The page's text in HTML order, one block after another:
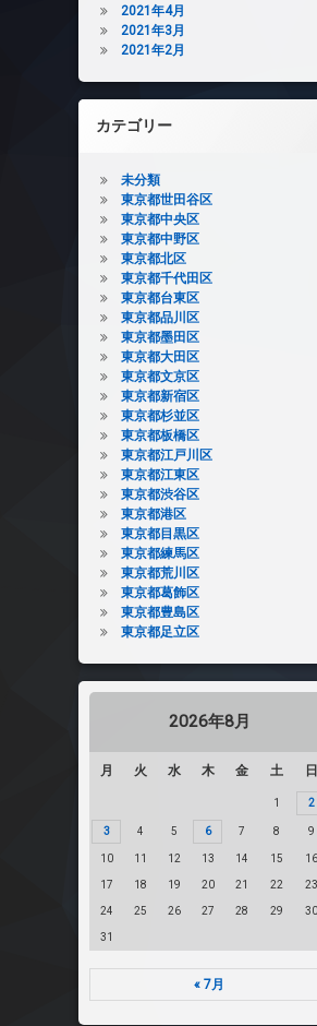
2021年4月
2021年3月
2021年2月
カテゴリー
未分類
東京都世田谷区
東京都中央区
東京都中野区
東京都北区
東京都千代田区
東京都台東区
東京都品川区
東京都墨田区
東京都大田区
東京都文京区
東京都新宿区
東京都杉並区
東京都板橋区
東京都江戸川区
東京都江東区
東京都渋谷区
東京都港区
東京都目黒区
東京都練馬区
東京都荒川区
東京都葛飾区
東京都豊島区
東京都足立区
2026年8月
月 火 水 木 金 土 日
1 2
3 4 5 6 7 8 9
10 11 12 13 14 15 16
17 18 19 20 21 22 23
24 25 26 27 28 29 30
31
« 7月